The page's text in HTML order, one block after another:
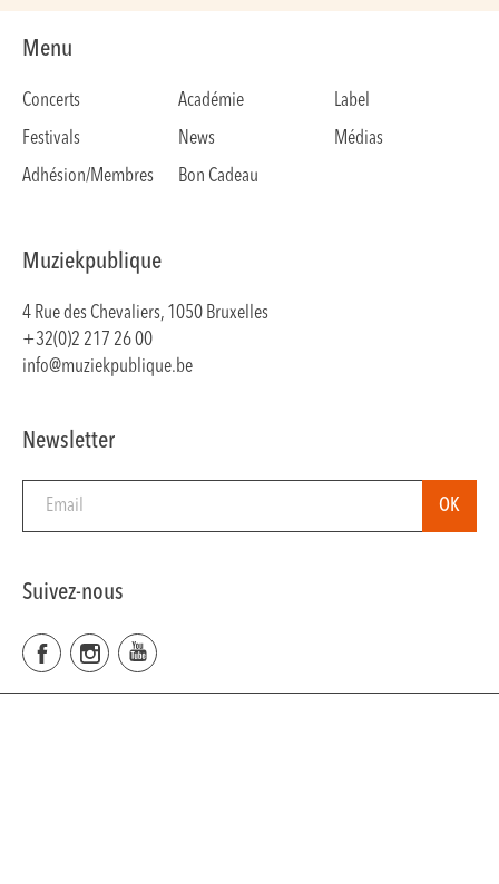
Menu
Concerts Académie
Label
Festivals
News
Médias
Adhésion/Membres
Bon Cadeau
Muziekpublique
4 Rue des Chevaliers, 1050 Bruxelles
+32(0)2 217 26 00
info@muziekpublique.be
Newsletter
Suivez-nous